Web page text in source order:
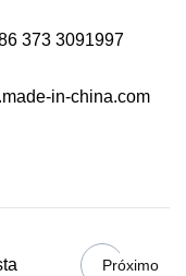
373 3091997
in-china.com
Próximo